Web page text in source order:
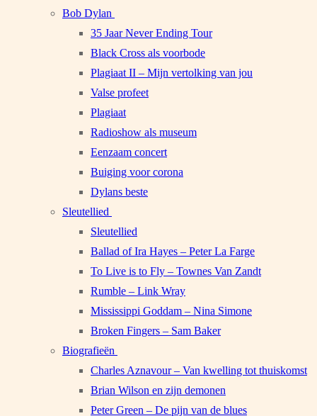
Bob Dylan
35 Jaar Never Ending Tour
Black Cross als voorbode
Plagiaat II – Mijn vertolking van jou
Valse profeet
Plagiaat
Radioshow als museum
Eenzaam concert
Buiging voor corona
Dylans beste
Sleutellied
Sleutellied
Ballad of Ira Hayes – Peter La Farge
To Live is to Fly – Townes Van Zandt
Rumble – Link Wray
Mississippi Goddam – Nina Simone
Broken Fingers – Sam Baker
Biografieën
Charles Aznavour – Van kwelling tot thuiskomst
Brian Wilson en zijn demonen
Peter Green – De pijn van de blues